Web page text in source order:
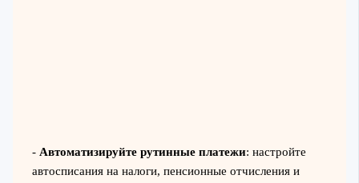
- Автоматизируйте рутинные платежи: настройте
автосписания на налоги, пенсионные отчисления и